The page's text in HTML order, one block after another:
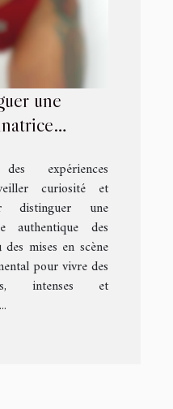
une
expériences
curiosité et
distinguer une
authentique des
mises en scène
pour vivre des
intenses et